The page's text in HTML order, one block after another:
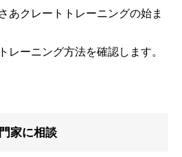
あクレートトレーニングの始ま
レーニング方法を確認します。
家に相談